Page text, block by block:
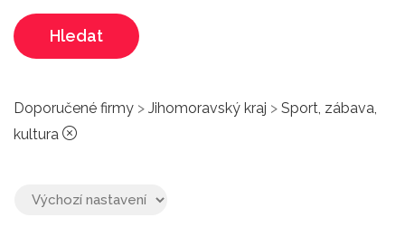
Hledat
Doporučené firmy > Jihomoravský kraj > Sport, zábava,
kultura